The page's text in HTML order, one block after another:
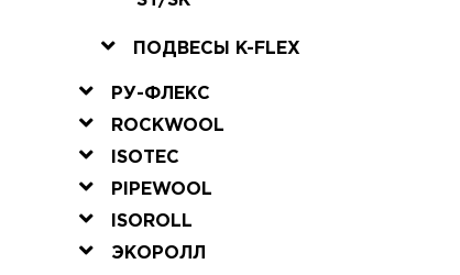
ПОДВЕСЫ K-FLEX
РУ-ФЛЕКС
ROCKWOOL
ISOTEC
PIPEWOOL
ISOROLL
ЭКОРОЛЛ